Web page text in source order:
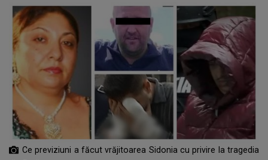
Ce previziuni a făcut vrăjitoarea Sidonia cu privire la tragedia